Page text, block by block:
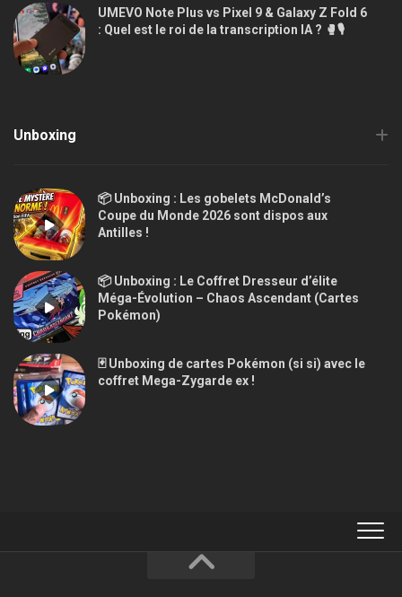
UMEVO Note Plus vs Pixel 9 & Galaxy Z Fold 6
: Quel est le roi de la transcription IA ? 🥊🎙️
Unboxing
📦 Unboxing : Les gobelets McDonald’s
Coupe du Monde 2026 sont dispos aux
Antilles !
📦 Unboxing : Le Coffret Dresseur d’élite
Méga-Évolution – Chaos Ascendant (Cartes
Pokémon)
🃏 Unboxing de cartes Pokémon (si si) avec le
coffret Mega-Zygarde ex !